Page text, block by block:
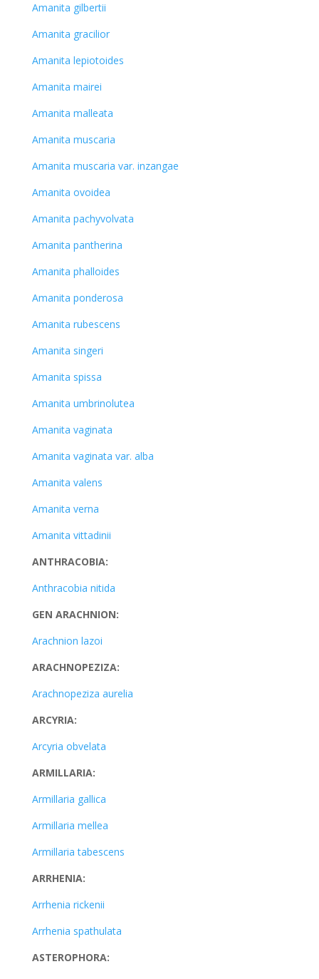
Amanita gilbertii
Amanita gracilior
Amanita lepiotoides
Amanita mairei
Amanita malleata
Amanita muscaria
Amanita muscaria var. inzangae
Amanita ovoidea
Amanita pachyvolvata
Amanita pantherina
Amanita phalloides
Amanita ponderosa
Amanita rubescens
Amanita singeri
Amanita spissa
Amanita umbrinolutea
Amanita vaginata
Amanita vaginata var. alba
Amanita valens
Amanita verna
Amanita vittadinii
ANTHRACOBIA:
Anthracobia nitida
GEN ARACHNION:
Arachnion lazoi
ARACHNOPEZIZA:
Arachnopeziza aurelia
ARCYRIA:
Arcyria obvelata
ARMILLARIA:
Armillaria gallica
Armillaria mellea
Armillaria tabescens
ARRHENIA:
Arrhenia rickenii
Arrhenia spathulata
ASTEROPHORA: